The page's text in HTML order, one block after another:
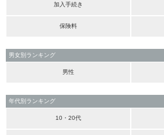
加入手続き
保険料
男女別ランキング
男性
年代別ランキング
10・20代